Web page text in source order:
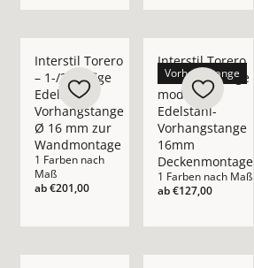
Interstil Torero
– 1-/2-läufige
Edelstahl-
Vorhangstange
Ø 16 mm zur
Wandmontage
1 Farben nach
Maß
ab€201,00
Vorhangstange
Interstil Torero
Poco – 1-läufige
moderne
Edelstahl-
Vorhangstange
16mm
Deckenmontage
1 Farben nach Maß
ab€127,00